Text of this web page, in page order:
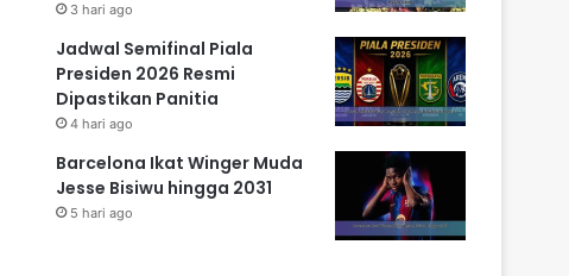
3 hari ago
Jadwal Semifinal Piala
Presiden 2026 Resmi
Dipastikan Panitia
4 hari ago
Barcelona Ikat Winger Muda
Jesse Bisiwu hingga 2031
5 hari ago